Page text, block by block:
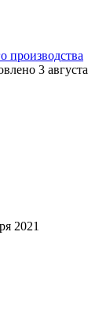
производства
3 августа
2021